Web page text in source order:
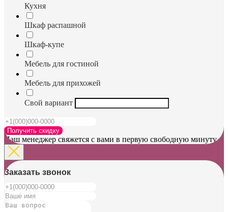
Кухня
Шкаф распашной
Шкаф-купе
Мебель для гостиной
Мебель для прихожей
Свой вариант
Получить скидку
Наш менеджер свяжется с вами в первую свободную минуту
Заказать звонок